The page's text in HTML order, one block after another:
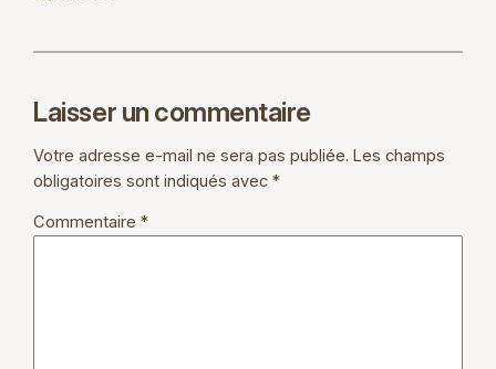
Laisser un commentaire
Votre adresse e-mail ne sera pas publiée. Les champs
obligatoires sont indiqués avec*
Commentaire*